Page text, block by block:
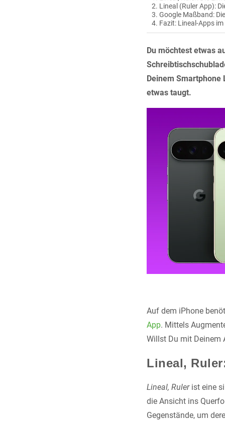
Lineal (Ruler App):
Google Maßband:
Fazit: Lineal-Apps
Du möchtest etwas
Deinem Smartphone
etwas taugt.
Auf dem iPhone
App. Mittels
Willst Du mit Deinem
Lineal,
Lineal, Rulerist eine
die Ansicht ins
Gegenstände, um